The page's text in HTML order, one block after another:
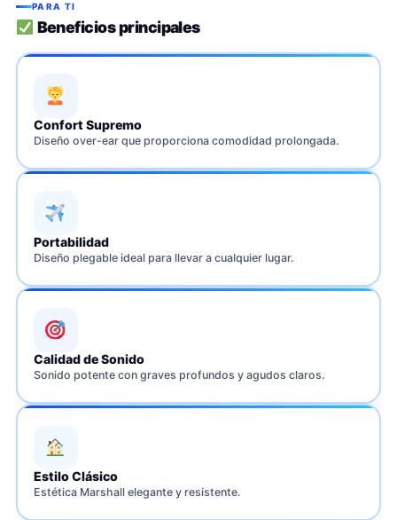
PARA TI
Beneficios principales
Confort Supremo
Diseño over-ear que proporciona comodidad prolongada.
Portabilidad
Diseño plegable ideal para llevar a cualquier lugar.
Calidad de Sonido
Sonido potente con graves profundos y agudos claros.
Estilo Clásico
Estética Marshall elegante y resistente.